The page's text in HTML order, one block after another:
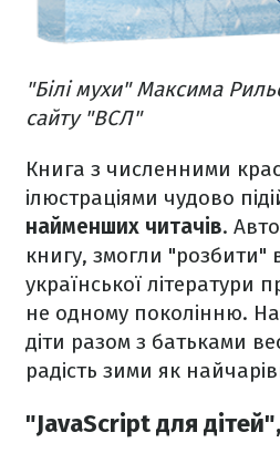
"Білі мухи" Максима
сайту "ВСЛ"
Книга з численними
ілюстраціями чудово
найменших читачів.
книгу, змогли "розбити"
української літератури
не одному поколінню. На
діти разом з батьками
радість зими як
"JavaScript для